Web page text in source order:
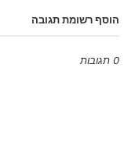
הוסף רשומת תגובה
0 תגובות